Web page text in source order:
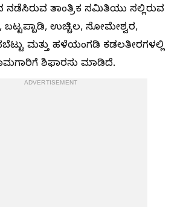
ನಡೆಸಿರುವ ತಾಂತ್ರಿಕ ಸಮಿತಿಯು ಸಲ್ಲಿರುವ
ಉಚ್ಚಿಲ, ಸೋಮೇಶ್ವರ,
ಮತ್ತು ಹಳೆಯಂಗಡಿ ಕಡಲತೀರಗಳಲ್ಲಿ
ಶಿಫಾರಸು ಮಾಡಿದೆ.
ADVERTISEMENT